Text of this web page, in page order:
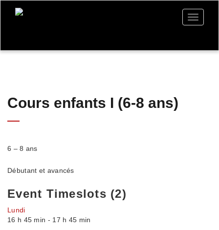
Toggle
Cours enfants I (6-8 ans)
6 – 8 ans
Débutant et avancés
Event Timeslots (2)
Lundi
16 h 45 min - 17 h 45 min